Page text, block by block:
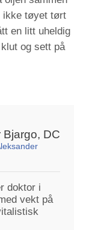
ikke tøyet tørt
en litt uheldig
og sett på
DC
doktor i
vekt på